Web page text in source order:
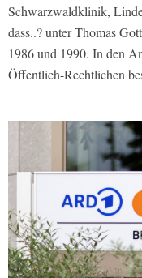
Schwarzwaldklinik,
dass..? unter Thomas
1986 und 1990. In den
Öffentlich-Rechtlichen